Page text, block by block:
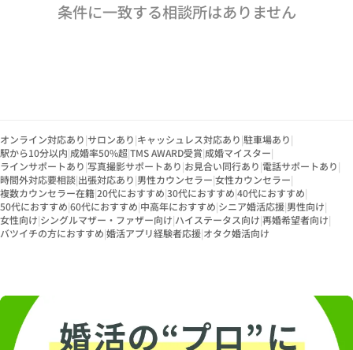
条件に一致する相談所はありません
オンライン対応あり|サロンあり|キャッシュレス対応あり|駐車場あり|
駅から10分以内|成婚率50%超|TMS AWARD受賞|成婚マイスター|
ラインサポートあり|写真撮影サポートあり|お見合い同行あり|電話サポートあり|
時間外対応要相談|出張対応あり|男性カウンセラー|女性カウンセラー|
複数カウンセラー在籍|20代におすすめ|30代におすすめ|40代におすすめ|
50代におすすめ|60代におすすめ|中高年におすすめ|シニア婚活応援|男性向け|
女性向け|シングルマザー・ファザー向け|ハイステータス向け|再婚希望者向け|
バツイチの方におすすめ|婚活アプリ経験者応援|オタク婚活向け